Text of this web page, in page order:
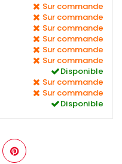
Sur commande
Sur commande
Sur commande
Sur commande
Sur commande
Sur commande
Disponible
Sur commande
Sur commande
Disponible